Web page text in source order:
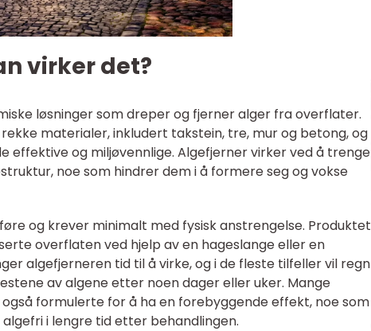
virker det?
løsninger som dreper og fjerner alger fra overflater.
materialer, inkludert takstein, tre, mur og betong, og
og miljøvennlige. Algefjerner virker ved å trenge
noe som hindrer dem i å formere seg og vokse
og krever minimalt med fysisk anstrengelse. Produktet
overflaten ved hjelp av en hageslange eller en
algefjerneren tid til å virke, og i de fleste tilfeller vil regn
av algene etter noen dager eller uker. Mange
formulerte for å ha en forebyggende effekt, noe som
i lengre tid etter behandlingen.